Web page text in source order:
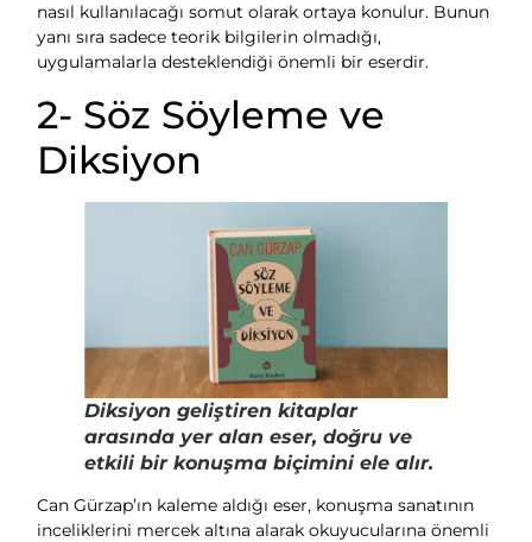
nasıl kullanılacağı somut olarak ortaya konulur. Bunun
yanı sıra sadece teorik bilgilerin olmadığı,
uygulamalarla desteklendiği önemli bir eserdir.
2- Söz Söyleme ve
Diksiyon
Diksiyon geliştiren kitaplar
arasında yer alan eser, doğru ve
etkili bir konuşma biçimini ele alır.
Can Gürzap’ın kaleme aldığı eser, konuşma sanatının
inceliklerini mercek altına alarak okuyucularına önemli